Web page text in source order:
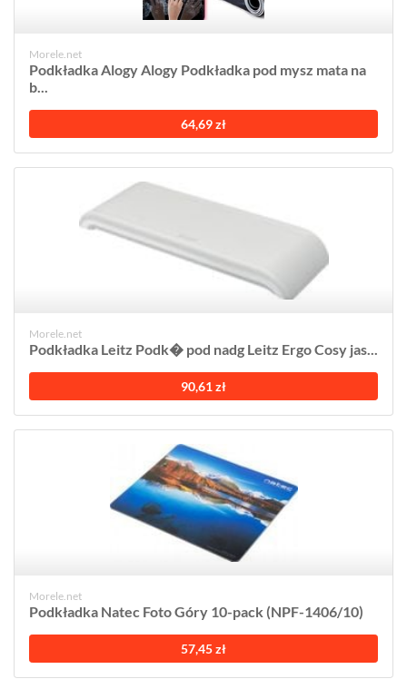
Morele.net
Podkładka Alogy Alogy Podkładka pod mysz mata na
b...
64,69 zł
Morele.net
Podkładka Leitz Podk� pod nadg Leitz Ergo Cosy jas...
90,61 zł
Morele.net
Podkładka Natec Foto Góry 10-pack (NPF-1406/10)
57,45 zł